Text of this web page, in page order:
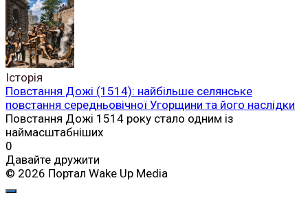
Історія
Повстання Дожі (1514): найбільше селянське
повстання середньовічної Угорщини та його наслідки
Повстання Дожі 1514 року стало одним із
наймасштабніших
0
Давайте дружити
© 2026 Портал Wake Up Media